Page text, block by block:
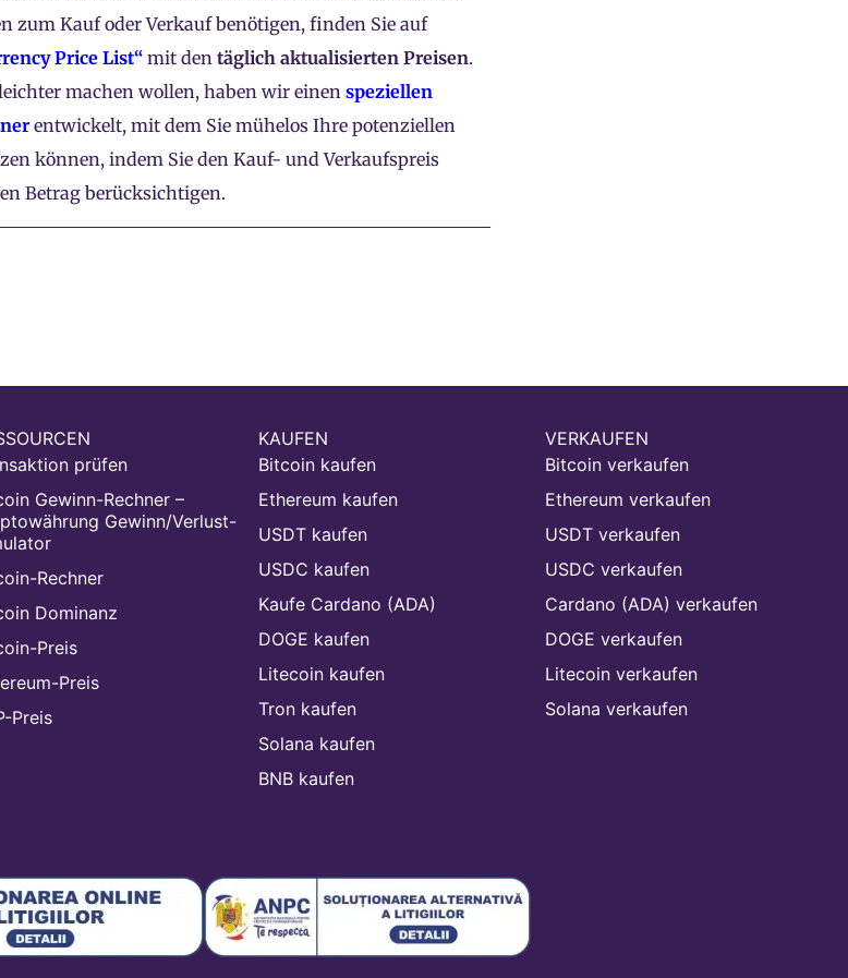
zum Kauf oder Verkauf benötigen, finden Sie auf
Price List“ mit den täglich aktualisierten Preisen.
machen wollen, haben wir einen speziellen
entwickelt, mit dem Sie mühelos Ihre potenziellen
können, indem Sie den Kauf- und Verkaufspreis
Betrag berücksichtigen.
prüfen
Gewinn-Rechner –
Gewinn/Verlust-
Rechner
Dominanz
Preis
Preis
Preis
KAUFEN
Bitcoin kaufen
Ethereum kaufen
USDT kaufen
USDC kaufen
Kaufe Cardano (ADA)
DOGE kaufen
Litecoin kaufen
Tron kaufen
Solana kaufen
BNB kaufen
VERKAUFEN
Bitcoin verkaufen
Ethereum verkaufen
USDT verkaufen
USDC verkaufen
Cardano (ADA) verkaufen
DOGE verkaufen
Litecoin verkaufen
Solana verkaufen